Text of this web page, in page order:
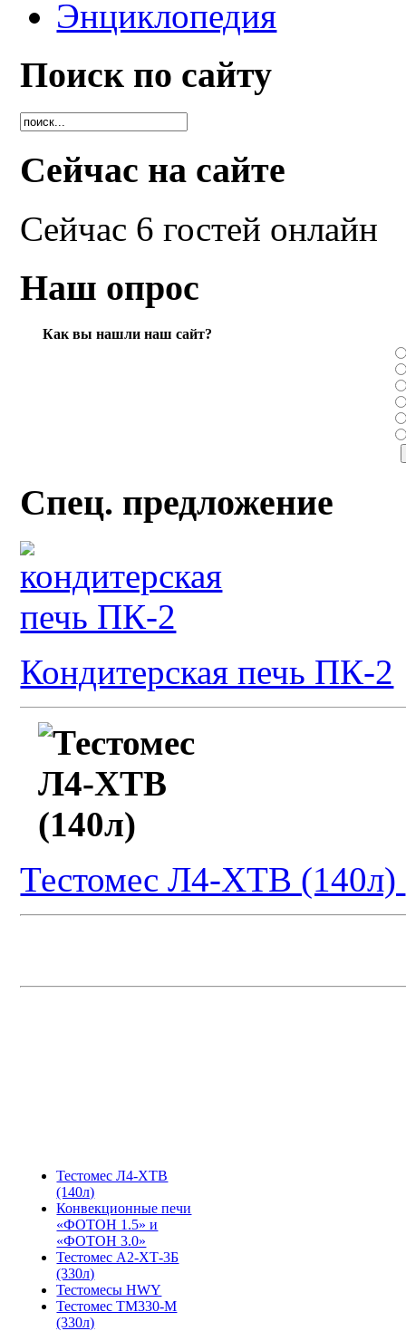
Энциклопедия
Поиск по сайту
Сейчас на сайте
Сейчас 6 гостей онлайн
Наш опрос
Как вы нашли наш сайт?
Спец. предложение
Кондитерская печь ПК-2
Тестомес Л4-ХТВ (140л)
Тестомес Л4-ХТВ
(140л)
Конвекционные печи
«ФОТОН 1.5» и
«ФОТОН 3.0»
Тестомес А2-ХТ-3Б
(330л)
Тестомесы HWY
Тестомес ТМ330-М
(330л)